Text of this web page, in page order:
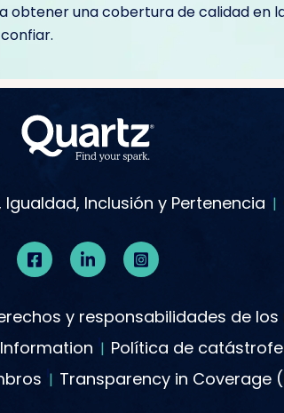
obtener una cobertura de calidad en
Igualdad, Inclusión y Pertenencia
y responsabilidades de
Política de
Transparency in Coverage